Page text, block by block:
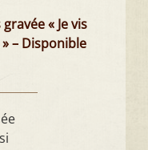
« Je vis
– Disponible